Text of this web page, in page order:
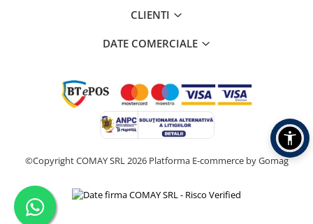
CLIENTI
DATE COMERCIALE
©Copyright COMAY SRL 2026 Platforma E-commerce by Gomag